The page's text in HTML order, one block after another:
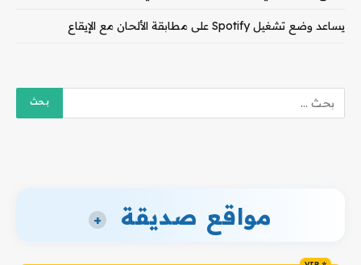
يساعد وضع تشغيل Spotify على مطابقة الألحان مع الإيقاع
مواقع صديقة +